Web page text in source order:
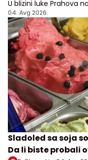
U blizini luke Prahova
potopljenih tokom
04. Avg 2026.
Sladoled sa soja
Da li biste probali